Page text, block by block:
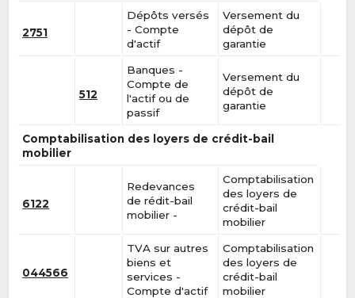
2751
Dépôts versés
- Compte
d'actif
Versement du
dépôt de
garantie
512
Banques -
Compte de
l'actif ou de
passif
Versement du
dépôt de
garantie
Comptabilisation des loyers de crédit-bail
mobilier
6122
Redevances
de rédit-bail
mobilier -
Comptabilisation
des loyers de
crédit-bail
mobilier
044566
TVA sur autres
biens et
services -
Compte d'actif
Comptabilisation
des loyers de
crédit-bail
mobilier